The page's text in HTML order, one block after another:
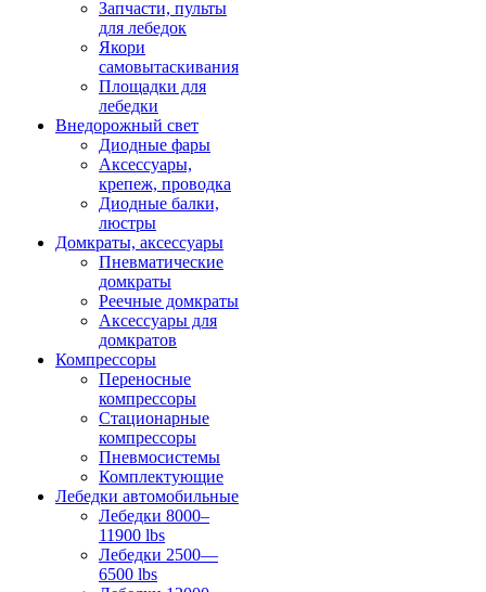
Запчасти, пульты
для лебедок
Якори
самовытаскивания
Площадки для
лебедки
Внедорожный свет
Диодные фары
Аксессуары,
крепеж, проводка
Диодные балки,
люстры
Домкраты, аксессуары
Пневматические
домкраты
Реечные домкраты
Аксессуары для
домкратов
Компрессоры
Переносные
компрессоры
Стационарные
компрессоры
Пневмосистемы
Комплектующие
Лебедки автомобильные
Лебедки 8000–
11900 lbs
Лебедки 2500—
6500 lbs